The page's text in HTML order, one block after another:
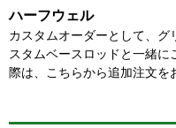
ハーフウェル
カスタムオーダーとして、グ
スタムベースロッドと一緒
際は、こちらから追加注文を